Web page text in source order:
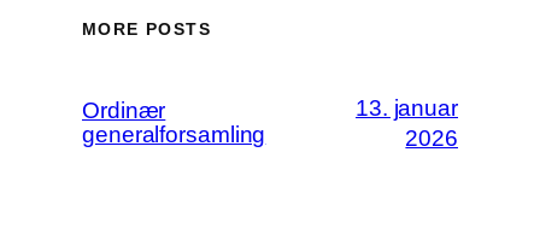
MORE POSTS
Ordinær
generalforsamling
13. januar
2026